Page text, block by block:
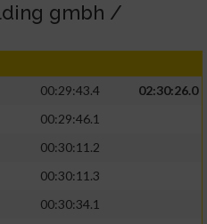
gmbh /
00:29:43.4
02:30:26.0
00:29:46.1
00:30:11.2
00:30:11.3
00:30:34.1